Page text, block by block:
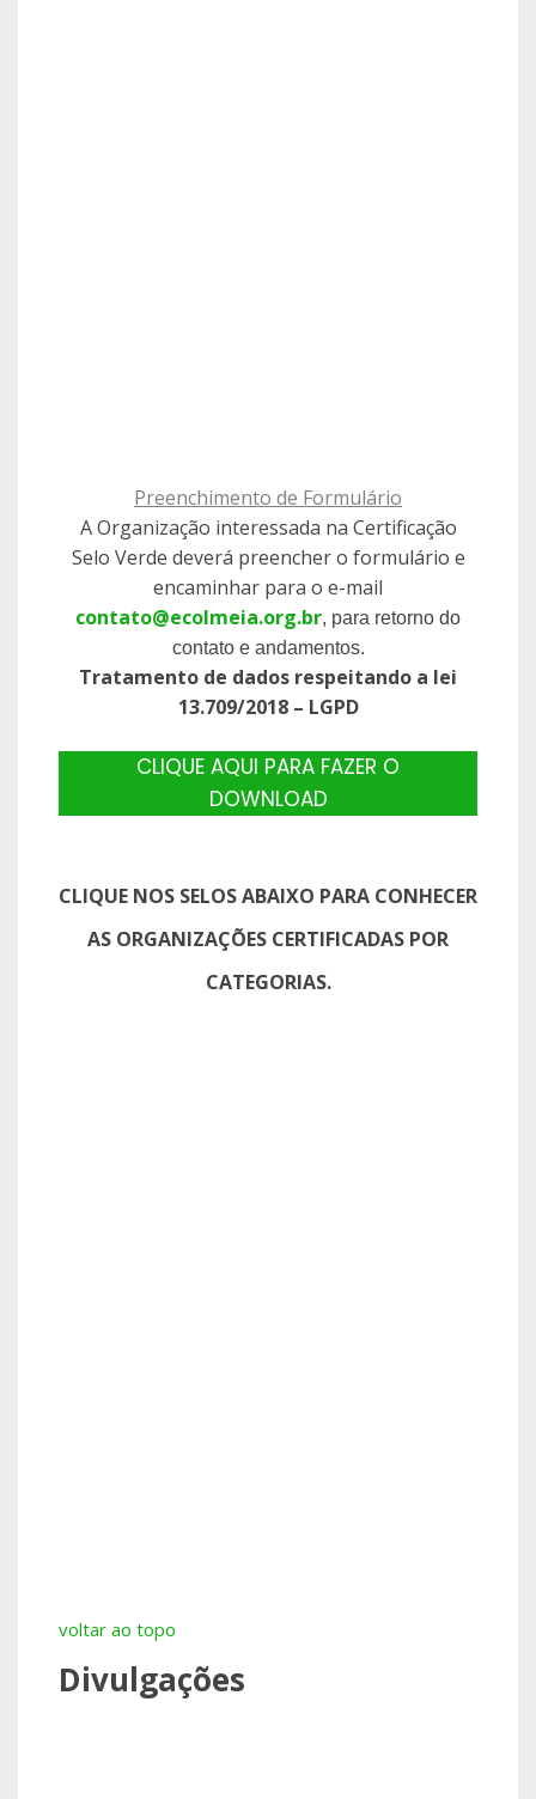
Preenchimento de Formulário
A Organização interessada na Certificação
Selo Verde deverá preencher o formulário e
encaminhar para o e-mail
contato@ecolmeia.org.br, para retorno do
contato e andamentos.
Tratamento de dados respeitando a lei
13.709/2018 – LGPD
CLIQUE AQUI PARA FAZER O
DOWNLOAD
CLIQUE NOS SELOS ABAIXO PARA CONHECER
AS ORGANIZAÇÕES CERTIFICADAS POR
CATEGORIAS.
voltar ao topo
Divulgações